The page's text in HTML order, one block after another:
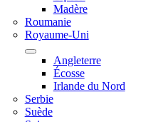
Madère
Roumanie
Royaume-Uni
Angleterre
Écosse
Irlande du Nord
Serbie
Suède